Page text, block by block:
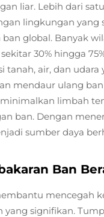
liar. Lebih dari
lingkungan yang
global. Banyak
30% hingga
tanah, air, dan
mendaur ulang
limbah
ban. Dengan
sumber daya
Ban
mencegah
yang signifikan.